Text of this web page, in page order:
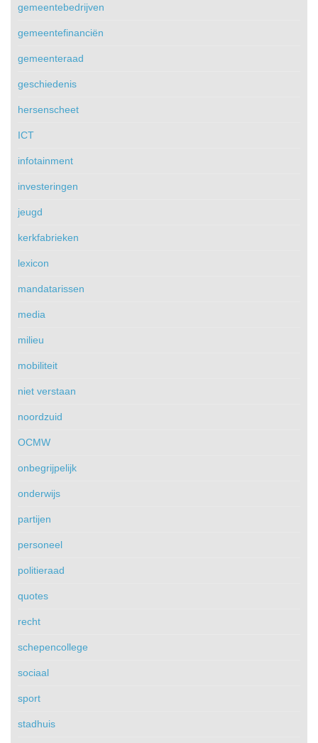
gemeentebedrijven
gemeentefinanciën
gemeenteraad
geschiedenis
hersenscheet
ICT
infotainment
investeringen
jeugd
kerkfabrieken
lexicon
mandatarissen
media
milieu
mobiliteit
niet verstaan
noordzuid
OCMW
onbegrijpelijk
onderwijs
partijen
personeel
politieraad
quotes
recht
schepencollege
sociaal
sport
stadhuis